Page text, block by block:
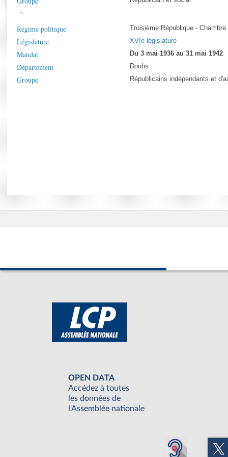
Rapports d'enquête
Rapports sur l'application des lois
Baromètre de l’application des lois
Dossiers législatifs
Budget et sécurité sociale
Régime politique Troisième République -
Législature XVIe législature
Mandat Du 3 mai 1936 au 31 mai 1942
Département Doubs
Groupe Républicains indépendants et
OPEN DATA
Accédez à toutes
les données de
l'Assemblée nationale